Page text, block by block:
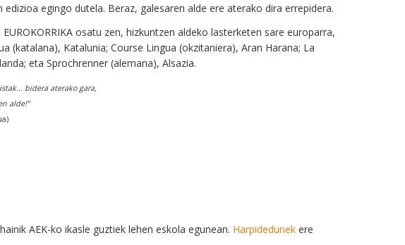
egingo dutela. Beraz, galesaren alde ere aterako dira errepidera.
osatu zen, hizkuntzen aldeko lasterketen sare europarra,
(katalana), Katalunia; Course Lingua (okzitaniera), Aran Harana; La
eta Sprochrenner (alemana), Alsazia.
bidera aterako gara,
alde!”
AEK-ko ikasle guztiek lehen eskola egunean. Harpidedunek ere